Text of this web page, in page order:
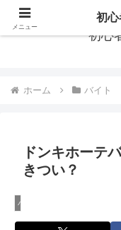
初心
ホーム バイト
ドンキホーテ
きつい？
バイト
メニュー
初心